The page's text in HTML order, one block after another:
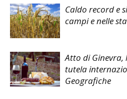
Caldo record e
campi e nelle
Atto di
tutela
Geografiche